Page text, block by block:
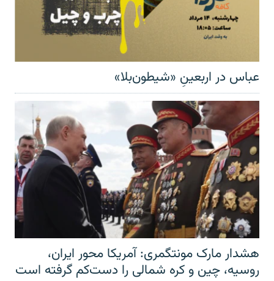
عباس در اربعینِ «شیطون‌بلا»
هشدار مارک مونتگمری: آمریکا محور ایران،
روسیه، چین و کره شمالی را دست‌کم گرفته است